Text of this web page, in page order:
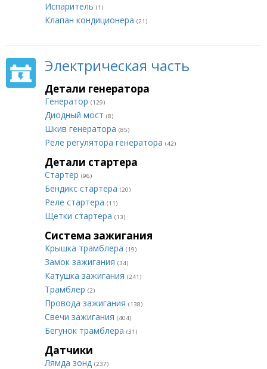
Испаритель (1)
Клапан кондиционера (21)
Электрическая часть
Детали генератора
Генератор (129)
Диодный мост (8)
Шкив генератора (85)
Реле регулятора генератора (42)
Детали стартера
Стартер (96)
Бендикс стартера (20)
Реле стартера (11)
Щетки стартера (13)
Система зажигания
Крышка трамблера (19)
Замок зажигания (34)
Катушка зажигания (241)
Трамблер (2)
Провода зажигания (138)
Свечи зажигания (404)
Бегунок трамблера (31)
Датчики
Лямда зонд (237)